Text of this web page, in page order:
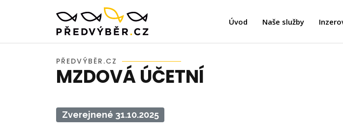
Úvod Naše služby
PŘEDVÝBĚR.CZ
MZDOVÁ ÚČETNÍ
Zverejnené 31.10.2025